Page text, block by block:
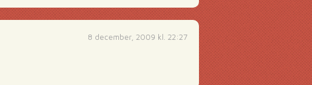
8 december, 2009 kl. 22:27